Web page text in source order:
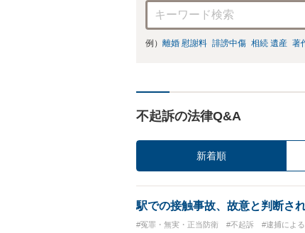
例） 離婚 慰謝料 誹謗中傷 相続 遺産 著
不起訴の法律Q&A
新着順
駅での接触事故、故意と判断さ
#冤罪・無実・正当防衛 #不起訴 #逮捕によ